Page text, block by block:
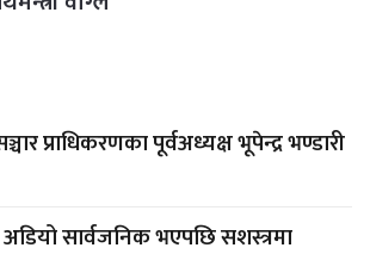
प्राधिकरणका पूर्वअध्यक्ष भूपेन्द्र भण्डारी
सार्वजनिक भएपछि सशस्त्रमा